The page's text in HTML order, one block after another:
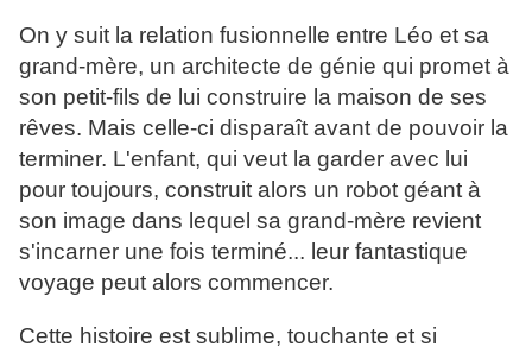
On y suit la relation fusionnelle entre Léo et sa
grand-mère, un architecte de génie qui promet à
son petit-fils de lui construire la maison de ses
rêves. Mais celle-ci disparaît avant de pouvoir la
terminer. L'enfant, qui veut la garder avec lui
pour toujours, construit alors un robot géant à
son image dans lequel sa grand-mère revient
s'incarner une fois terminé... leur fantastique
voyage peut alors commencer.
Cette histoire est sublime, touchante et si